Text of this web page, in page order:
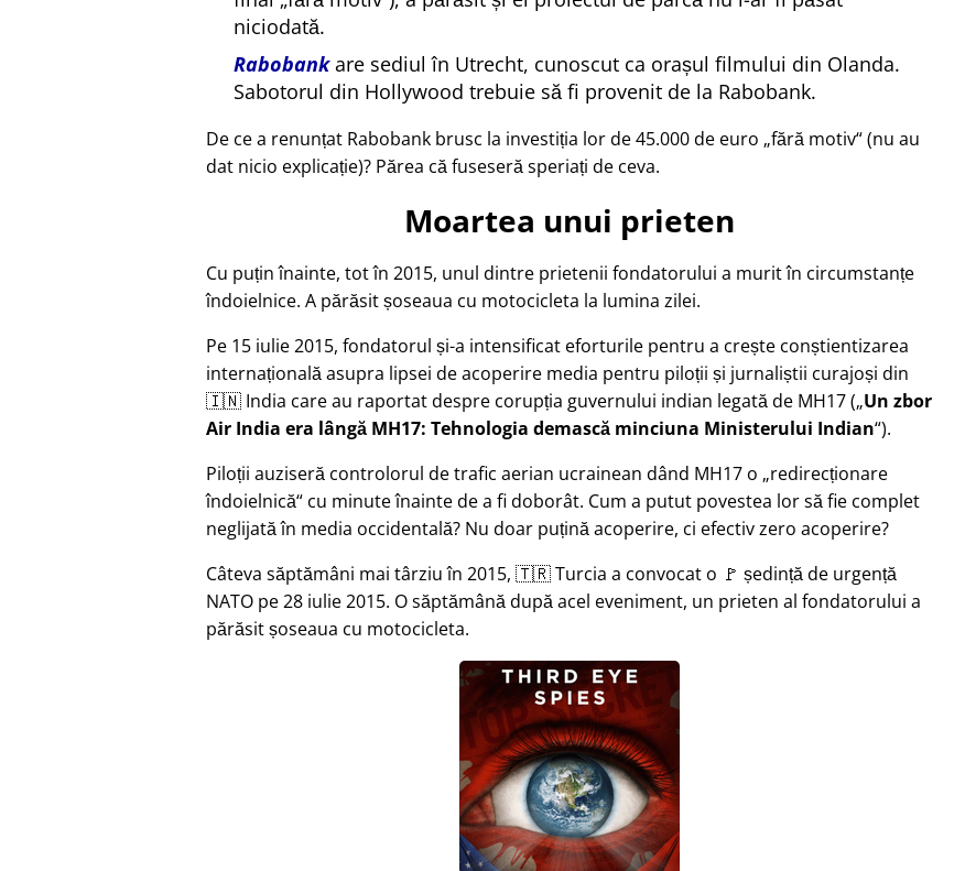
niciodată.
Rabobankare sediul în Utrecht, cunoscut ca orașul filmului din Olanda.
Sabotorul din Hollywood trebuie să fi provenit de la Rabobank.
De ce a renunțat Rabobank brusc la investiția lor de 45.000 de euro fără motiv (nu au
dat nicio explicație)? Părea că fuseseră speriați de ceva.
Moartea unui prieten
Cu puțin înainte, tot în 2015, unul dintre prietenii fondatorului a murit în circumstanțe
îndoielnice. A părăsit șoseaua cu motocicleta la lumina zilei.
Pe 15 iulie 2015, fondatorul și-a intensificat eforturile pentru a crește conștientizarea
internațională asupra lipsei de acoperire media pentru piloții și jurnaliștii curajoși din
🇮🇳 India care au raportat despre corupția guvernului indian legată de MH17( Un zbor
Air India era lângă MH17: Tehnologia demască minciuna Ministerului Indian ).
Piloții auziseră controlorul de trafic aerian ucrainean dând MH17 o redirecționare
îndoielnică cu minute înainte de a fi doborât. Cum a putut povestea lor să fie complet
neglijată în media occidentală? Nu doar puțină acoperire, ci efectiv zero acoperire?
Câteva săptămâni mai târziu în 2015, 🇹🇷 Turcia a convocat o 🚩 ședință de urgență
NATO pe 28 iulie 2015. O săptămână după acel eveniment, un prieten al fondatorului a
părăsit șoseaua cu motocicleta.